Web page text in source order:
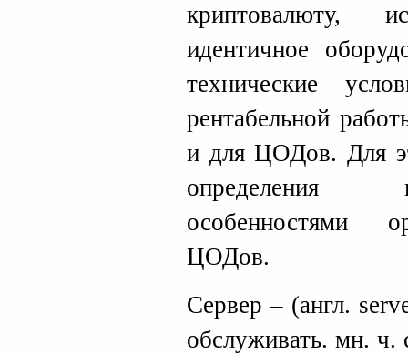
криптовалюту,
идентичное
технические
рентабельной
и для ЦОДов. Для
определения
особенностями
ЦОДов.
Сервер – (англ.
обслуживать. мн.